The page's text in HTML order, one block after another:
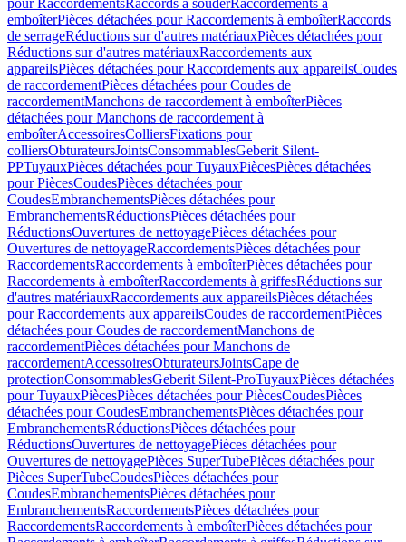
pour RaccordementsRaccords à souderRaccordements à
emboîterPièces détachées pour Raccordements à emboîterRaccords
de serrageRéductions sur d'autres matériauxPièces détachées pour
Réductions sur d'autres matériauxRaccordements aux
appareilsPièces détachées pour Raccordements aux appareilsCoudes
de raccordementPièces détachées pour Coudes de
raccordementManchons de raccordement à emboîterPièces
détachées pour Manchons de raccordement à
emboîterAccessoiresColliersFixations pour
colliersObturateursJointsConsommablesGeberit Silent-
PPTuyauxPièces détachées pour TuyauxPiècesPièces détachées
pour PiècesCoudesPièces détachées pour
CoudesEmbranchementsPièces détachées pour
EmbranchementsRéductionsPièces détachées pour
RéductionsOuvertures de nettoyagePièces détachées pour
Ouvertures de nettoyageRaccordementsPièces détachées pour
RaccordementsRaccordements à emboîterPièces détachées pour
Raccordements à emboîterRaccordements à griffesRéductions sur
d'autres matériauxRaccordements aux appareilsPièces détachées
pour Raccordements aux appareilsCoudes de raccordementPièces
détachées pour Coudes de raccordementManchons de
raccordementPièces détachées pour Manchons de
raccordementAccessoiresObturateursJointsCape de
protectionConsommablesGeberit Silent-ProTuyauxPièces détachées
pour TuyauxPiècesPièces détachées pour PiècesCoudesPièces
détachées pour CoudesEmbranchementsPièces détachées pour
EmbranchementsRéductionsPièces détachées pour
RéductionsOuvertures de nettoyagePièces détachées pour
Ouvertures de nettoyagePièces SuperTubePièces détachées pour
Pièces SuperTubeCoudesPièces détachées pour
CoudesEmbranchementsPièces détachées pour
EmbranchementsRaccordementsPièces détachées pour
RaccordementsRaccordements à emboîterPièces détachées pour